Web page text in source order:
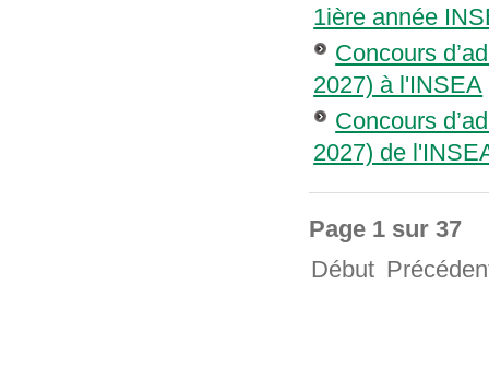
1ière année
Concours
2027) à l'INSEA
Concours
2027) de
Page 1 sur 37
Début